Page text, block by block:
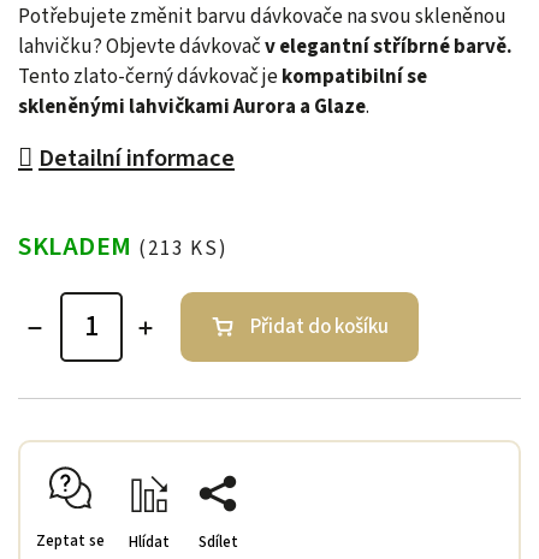
Potřebujete změnit barvu dávkovače na svou skleněnou
lahvičku?Objevte dávkovačv elegantní stříbrné barvě.
Tento zlato-černý dávkovač jekompatibilní se
skleněnými lahvičkami Aurora a Glaze.
Detailní informace
SKLADEM (213 KS)
Přidat do košíku
Zeptat se Hlídat Sdílet